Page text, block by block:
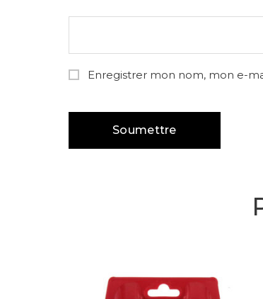
Enregistrer mon nom, mon e-